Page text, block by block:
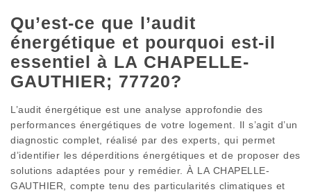
Qu’est-ce que l’audit
énergétique et pourquoi est-il
essentiel à LA CHAPELLE-
GAUTHIER; 77720?
L’audit énergétique est une analyse approfondie des
performances énergétiques de votre logement. Il s’agit d’un
diagnostic complet, réalisé par des experts, qui permet
d’identifier les déperditions énergétiques et de proposer des
solutions adaptées pour y remédier. À LA CHAPELLE-
GAUTHIER, compte tenu des particularités climatiques et